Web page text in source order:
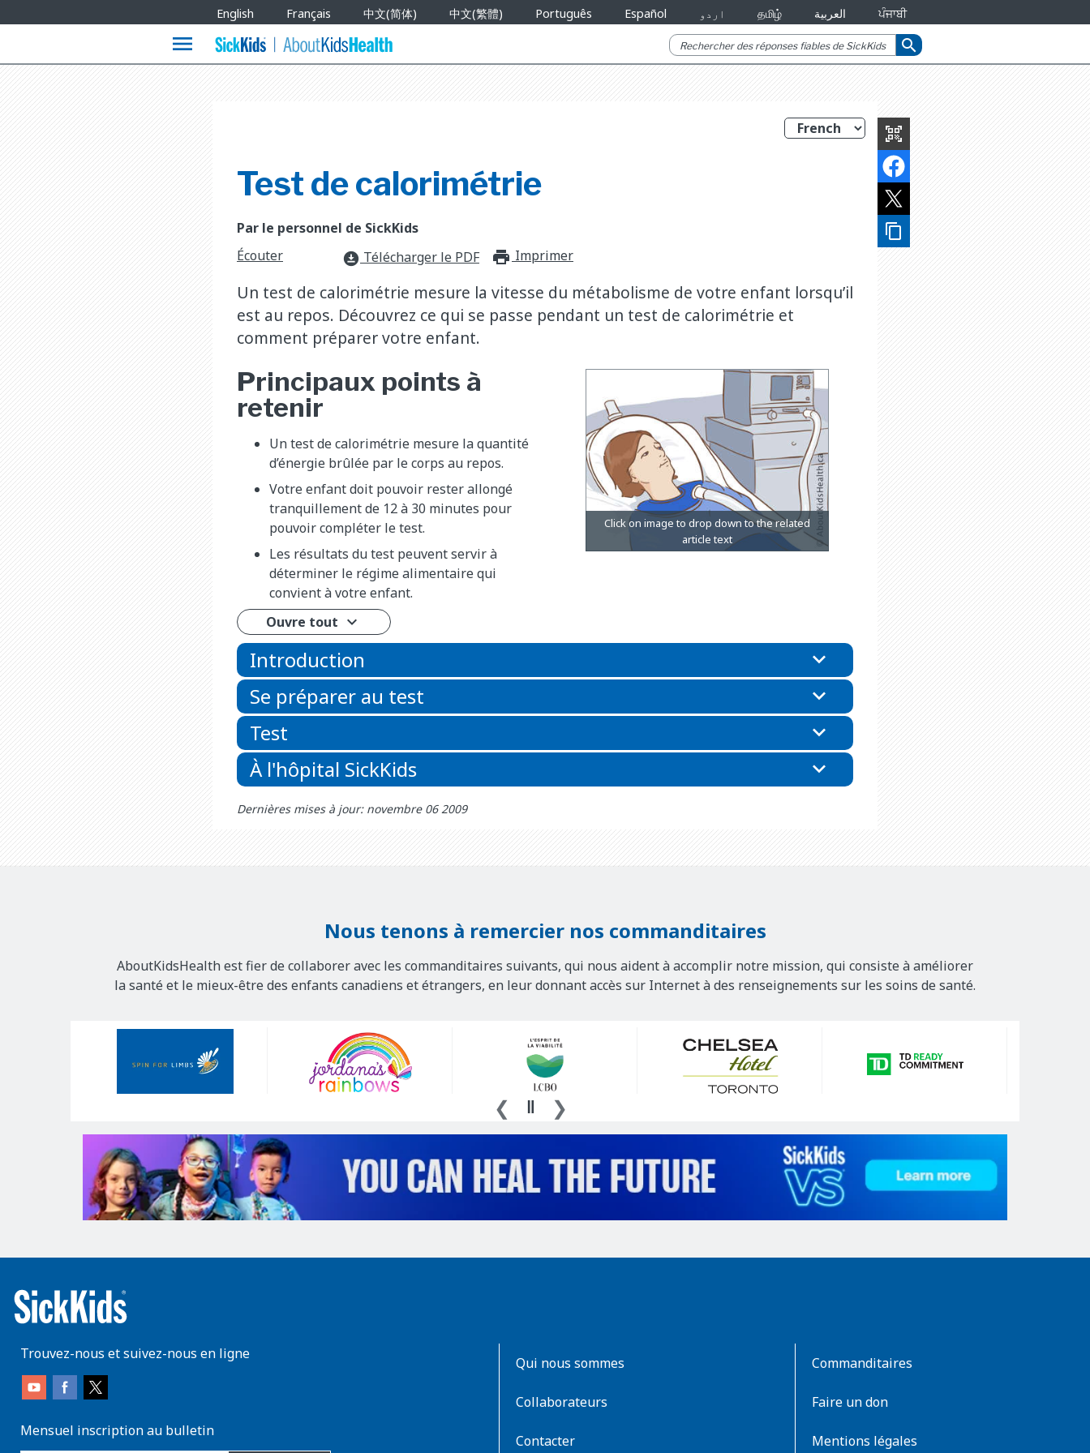
Languages
English Français 中文(简体) 中文(繁體) Português Español اردو தமிழ் العربية ਪੰਜਾਬੀ
menu search
qr_code_scanner
content_copy
Test de calorimétrie
Par le personnel de SickKids
Écouter
download_for_offline Télécharger le PDF print_for_offline
Imprimer
Un test de calorimétrie mesure la vitesse du métabolisme de votre enfant lorsqu’il
est au repos. Découvrez ce qui se passe pendant un test de calorimétrie et
comment préparer votre enfant.
Principaux points à
retenir
Un test de calorimétrie mesure la quantité
d’énergie brûlée par le corps au repos.
Votre enfant doit pouvoir rester allongé
tranquillement de 12 à 30 minutes pour
pouvoir compléter le test.
Les résultats du test peuvent servir à
déterminer le régime alimentaire qui
convient à votre enfant.
Ouvre tout
Introduction
Se préparer au test
Test
À l'hôpital SickKids
Dernières mises à jour: novembre 06 2009
Nous tenons à remercier nos commanditaires
AboutKidsHealth est fier de collaborer avec les commanditaires suivants, qui nous aident à accomplir notre mission, qui consiste à améliorer
la santé et le mieux-être des enfants canadiens et étrangers, en leur donnant accès sur Internet à des renseignements sur les soins de santé.
Trouvez-nous et suivez-nous en ligne
Mensuel inscription au bulletin
enter
Qui nous sommes
Collaborateurs
Contacter
Commanditaires
Faire un don
Mentions légales